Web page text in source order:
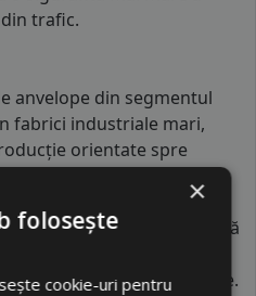
trafic.
anvelope din segmentul
fabrici industriale mari,
orientate spre
sunt optimizate pentru
în volum mare, utilizând
MASSIMO oferă
și SUV-uri, fiind destinat
criteriu de selecție.
×
folosește
cookie-uri pentru